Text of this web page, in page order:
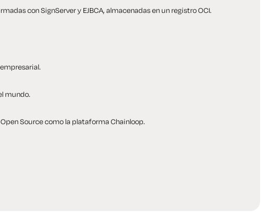
con SignServer y EJBCA, almacenadas en un registro OCI.
mundo.
Source como la plataforma Chainloop.